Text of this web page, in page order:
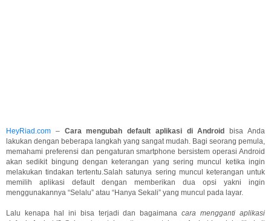
HeyRiad.com – Cara mengubah default aplikasi di Android
bisa Anda
lakukan dengan beberapa langkah yang sangat mudah. Bagi seorang pemula,
memahami preferensi dan pengaturan smartphone bersistem operasi Android
akan sedikit bingung dengan keterangan yang sering muncul ketika ingin
melakukan tindakan tertentu.Salah satunya sering muncul keterangan untuk
memilih aplikasi default dengan memberikan dua opsi yakni ingin
menggunakannya “Selalu” atau “Hanya Sekali” yang muncul pada layar.
Lalu kenapa hal ini bisa terjadi dan bagaimanacara mengganti aplikasi